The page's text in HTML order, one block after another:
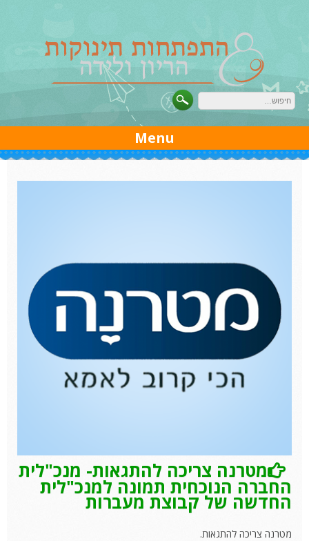
Menu
מטרנה צריכה להתגאות- מנכ"לית
החברה הנוכחית תמונה למנכ"לית
החדשה של קבוצת מעברות
מטרנה צריכה להתגאות.